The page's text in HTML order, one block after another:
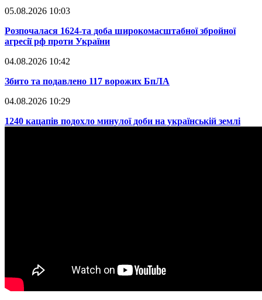
05.08.2026 10:03
​Розпочалася 1624-та доба широкомасштабної збройної
агресії рф проти України
04.08.2026 10:42
​Збито та подавлено 117 ворожих БпЛА
04.08.2026 10:29
​1240 кацапів подохло минулої доби на українській землі